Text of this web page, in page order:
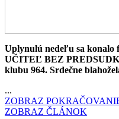
Uplynulú nedeľu sa konalo
UČITEĽ BEZ
klubu 964. Srdečne
...
ZOBRAZ
ZOBRAZ ČLÁNOK